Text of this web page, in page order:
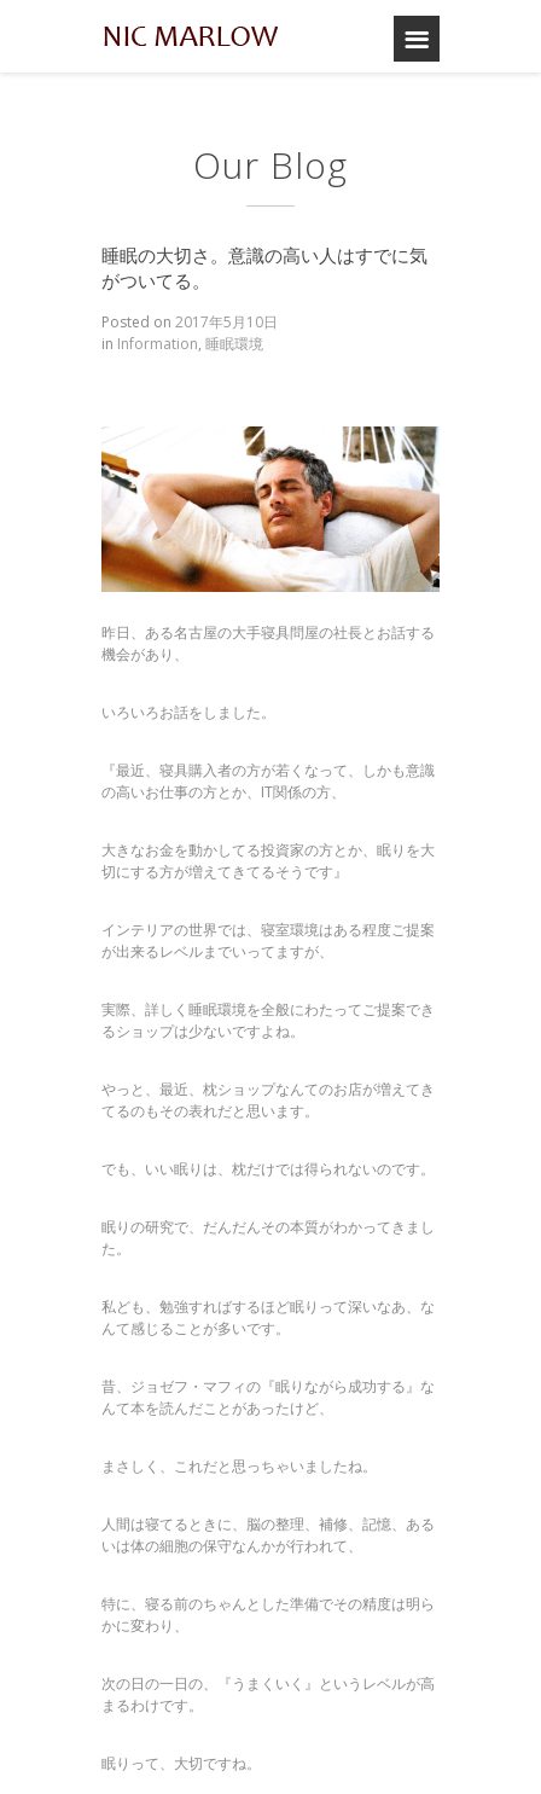
Our Blog
睡眠の大切さ。意識の高い人はすでに気
がついてる。
Posted on 2017年5月10日
in Information, 睡眠環境
昨日、ある名古屋の大手寝具問屋の社長とお話する
機会があり、
いろいろお話をしました。
『最近、寝具購入者の方が若くなって、しかも意識
の高いお仕事の方とか、IT関係の方、
大きなお金を動かしてる投資家の方とか、眠りを大
切にする方が増えてきてるそうです』
インテリアの世界では、寝室環境はある程度ご提案
が出来るレベルまでいってますが、
実際、詳しく睡眠環境を全般にわたってご提案でき
るショップは少ないですよね。
やっと、最近、枕ショップなんてのお店が増えてき
てるのもその表れだと思います。
でも、いい眠りは、枕だけでは得られないのです。
眠りの研究で、だんだんその本質がわかってきまし
た。
私ども、勉強すればするほど眠りって深いなあ、な
んて感じることが多いです。
昔、ジョゼフ・マフィの『眠りながら成功する』な
んて本を読んだことがあったけど、
まさしく、これだと思っちゃいましたね。
人間は寝てるときに、脳の整理、補修、記憶、ある
いは体の細胞の保守なんかが行われて、
特に、寝る前のちゃんとした準備でその精度は明ら
かに変わり、
次の日の一日の、『うまくいく』というレベルが高
まるわけです。
眠りって、大切ですね。